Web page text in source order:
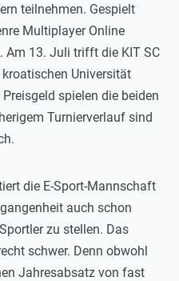
teilnehmen. Gespielt
Multiplayer Online
Am 13. Juli trifft die KIT SC
Universität
spielen die beiden
Turnierverlauf sind
die E-Sport-Mannschaft
auch schon
zu stellen. Das
schwer. Denn obwohl
Jahresabsatz von fast